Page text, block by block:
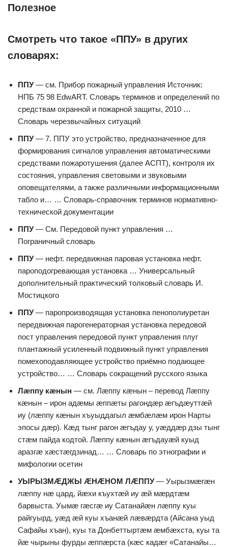
Полезное
Смотреть что такое «ППУ» в других
словарях:
ППУ— см. Прибор пожарный управления Источник:
НПБ 75 98 EdwART. Словарь терминов и определений по
средствам охранной и пожарной защиты, 2010 …
Словарь черезвычайных ситуаций
ППУ— 7. ППУ это устройство, предназначенное для
формирования сигналов управления автоматическими
средствами пожаротушения (далее АСПТ), контроля их
состояния, управления световыми и звуковыми
оповещателями, а также различными информационными
табло и… … Словарь-справочник терминов нормативно-
технической документации
ППУ— См. Передовой пункт управления …
Пограничный словарь
ППУ— нефт. передвижная паровая установка нефт.
пароподогревающая установка … Универсальный
дополнительный практический толковый словарь И.
Мостицкого
ППУ— паропроизводящая установка пенополиуретан
передвижная парогенераторная установка передовой
пост управления передовой пункт управления плуг
плантажный усиленный подвижный пункт управления
помехоподавляющее устройство приёмно подающее
устройство… … Словарь сокращений русского языка
Лæппу кæнын — см. Лæппу кæнын – перевод Лæппу
кæнын – ирон адæмы æппæты рагондæр æгъдæуттæй
иу (лæппу кæнын хъуыддагыл æмбæлæм ирон Нарты
эпосы дæр). Кæд тынг рагон æгъдау у, уæддæр дзы тынг
стæм пайда кодтой. Лæппу кæнын æгъдауæй куыд
аразгæ хæстæгдзинад… … Словарь по этнографии и
мифологии осетин
УЫРЫЗМÆДЖЫ ÆНÆНОМ ЛÆППУ— Уырызмæгæн
лæппу нæ цард, йæхи къухтæй иу æй мæрдтæм
барвыста. Уымæ гæсгæ иу Сатанайæн лæппу куы
райгуырд, уæд æй куы хъанæй лæвæрдта (Айсана уыд
Сафайы хъан), куы та Донбеттыртæм æмбæхста, куы та
йæ чырыны фурды æппæрста (кæс кадæг «Сатанайы…